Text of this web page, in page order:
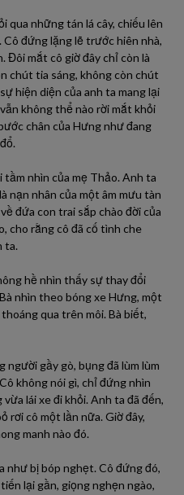
qua những tán lá cây, chiếu lên
đứng lặng lẽ trước hiên nhà,
Đôi mắt cô giờ đây chỉ còn là
chút tia sáng, không còn chút
hiện diện của anh ta mang lại
không thể nào rời mắt khỏi
chân của Hưng như đang
tầm nhìn của mẹ Thảo. Anh ta
nạn nhân của một âm mưu tàn
đứa con trai sắp chào đời của
cho rằng cô đã cố tình che
ta.
hề nhìn thấy sự thay đổi
nhìn theo bóng xe Hưng, một
qua trên môi. Bà biết,
gầy gò, bụng đã lùm lùm
không nói gì, chỉ đứng nhìn
lái xe đi khỏi. Anh ta đã đến,
rơi cô một lần nữa. Giờ đây,
manh nào đó.
như bị bóp nghẹt. Cô đứng đó,
lại gần, giọng nghẹn ngào,